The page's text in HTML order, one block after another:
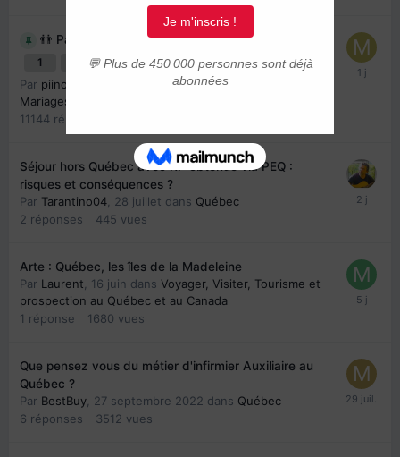
👬 Parrainage 2019-2026
1 3 4 558
Par piinoush 22 février 2019dansParrainages et
Mariages
11144 réponses
Séjour hors Québec avec RP obtenue via PEQ :
risques et conséquences ?
Par Tarantino04 28 juillet dans Québec
2 réponses 445 vues
Arte : Québec, les îles de la Madeleine
Par Laurent 16 juin dans Voyager, Visiter, Tourisme et
prospection au Québec et au Canada
1 réponse 1680 vues
Que pensez vous du métier d'infirmier Auxiliaire au
Québec ?
Par BestBuy 27 septembre 2022 dans Québec
6 réponses 3512 vues